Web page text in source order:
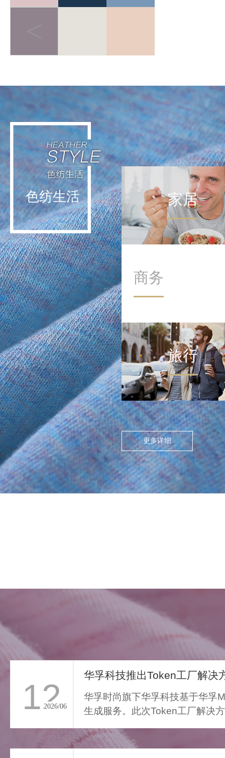
轻运动不挑战极限，而是通
过日常低强度活动实现能量
补给。这种理念让运动回归
生活本身，在细微处滋养身
心。
> FLOATING ISLAND IN THE CITY
尘世浮岛
在高度模块化的都市节奏
中，人们渴望在通勤中寻找
呼吸的缝隙。休闲通勤不再
是两点一线的被动移动，而
是通过服装的舒适感与色彩
情绪，将日常路径转化为“微
>
色纺生活 家居
商务
旅行
更多详细
12
2026/06
华孚科技推出Token工厂解决
华孚时尚旗下华孚科技基于华孚
生成服务。此次Token工厂解决